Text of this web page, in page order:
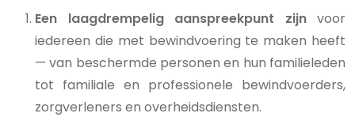
Een laagdrempelig aanspreekpunt zijnvoor
iedereen die met bewindvoering te maken heeft
— van beschermde personen en hun familieleden
tot familiale en professionele bewindvoerders,
zorgverleners en overheidsdiensten.